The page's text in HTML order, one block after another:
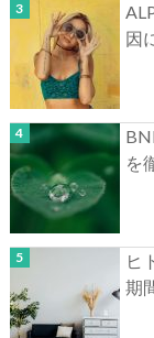
因
を
ヒ
期